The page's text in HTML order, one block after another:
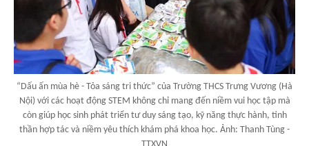
“Dấu ấn mùa hè - Tỏa sáng tri thức” của Trường THCS Trưng Vương (Hà
Nội) với các hoạt động STEM không chỉ mang đến niềm vui học tập mà
còn giúp học sinh phát triển tư duy sáng tạo, kỹ năng thực hành, tinh
thần hợp tác và niềm yêu thích khám phá khoa học. Ảnh: Thanh Tùng -